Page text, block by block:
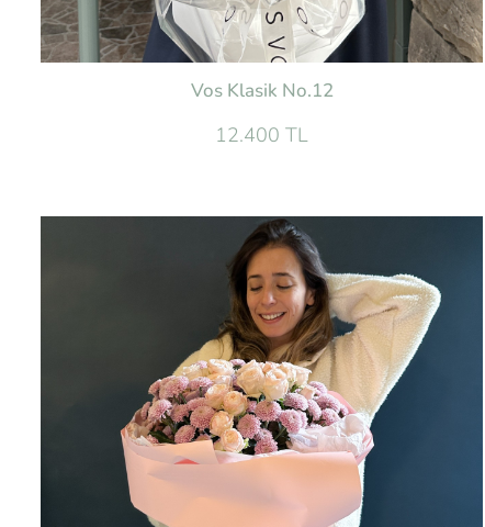
Vos Klasik No.12
12.400 TL